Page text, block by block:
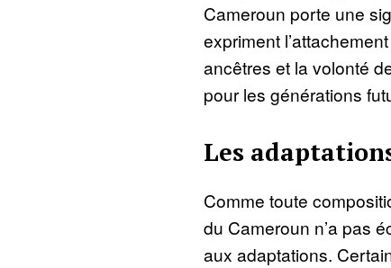
Cameroun porte une
expriment
ancêtres et la volonté
pour les générations
Les
Comme toute
du Cameroun n’a pas
aux adaptations.